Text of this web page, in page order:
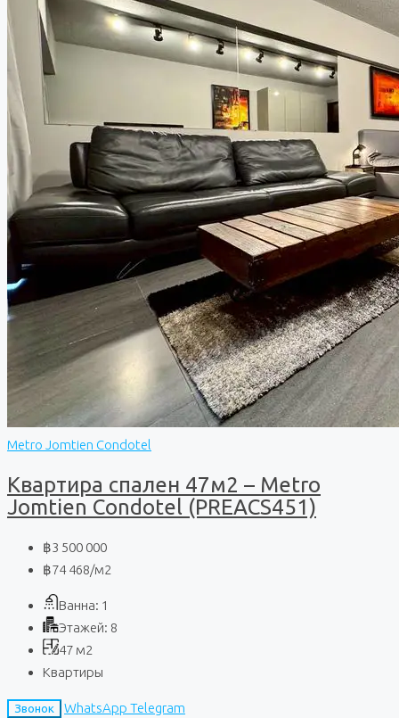
Metro Jomtien Condotel
Квартира спален 47м2 – Metro
Jomtien Condotel (PREACS451)
฿3 500 000
฿74 468/м2
Ванна: 1
Этажей: 8
47 м2
Квартиры
Звонок WhatsApp Telegram